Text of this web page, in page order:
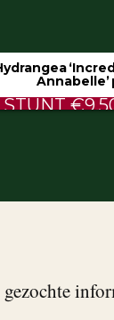
Klimop aan
80/
ALTIJD